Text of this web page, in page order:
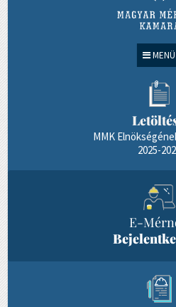
MENÜ
MMK
2025-
E-